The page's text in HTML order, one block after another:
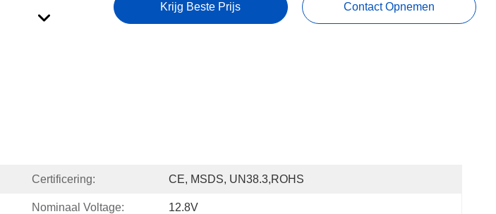
Krijg Beste Prijs Contact Opnemen
Certificering: CE, MSDS, UN38.3,ROHS
Nominaal Voltage: 12.8V